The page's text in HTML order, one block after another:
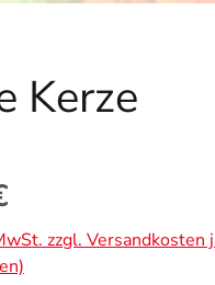
Kerze
zzgl. Versandkosten